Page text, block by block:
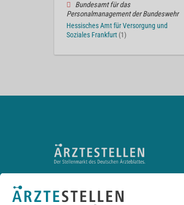
Bundesamt für das
Personalmanagement der Bundeswehr
Hessisches Amt für Versorgung und
Soziales Frankfurt (1)